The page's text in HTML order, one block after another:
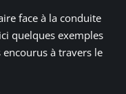
face à la conduite
quelques exemples
à travers le